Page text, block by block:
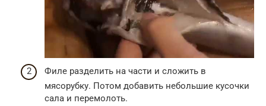
Филе разделить на части и сложить в
мясорубку. Потом добавить небольшие кусочки
сала и перемолоть.